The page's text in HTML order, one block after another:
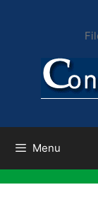
conteúdo
Menu